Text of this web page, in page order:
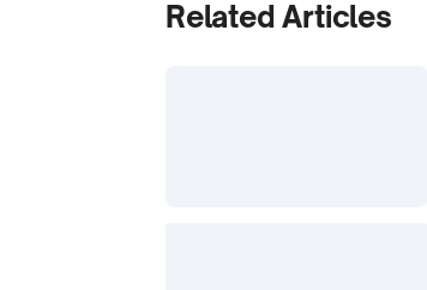
Related Articles